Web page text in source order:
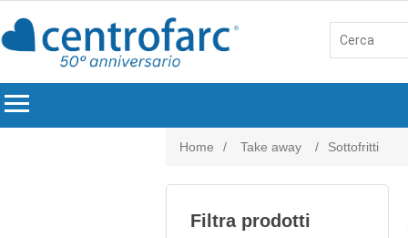
menu
Home / Take away / Sottofritti
Filtra prodotti